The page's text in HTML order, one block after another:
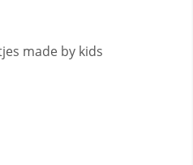
made by kids